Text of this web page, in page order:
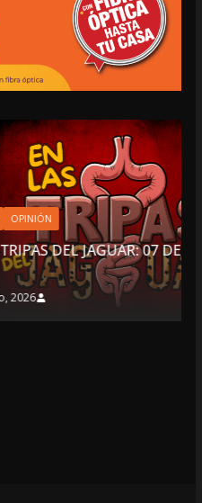
07 DE AGOSTO DE